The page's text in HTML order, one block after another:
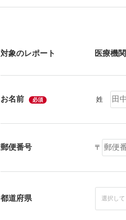
対象のレポート
お名前 必須 姓
郵便番号 〒
都道府県